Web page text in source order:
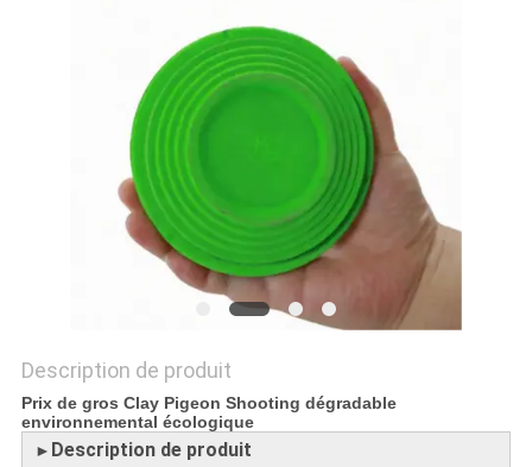
Description de produit
Prix de gros Clay Pigeon Shooting dégradable
environnemental écologique
► Description de produit